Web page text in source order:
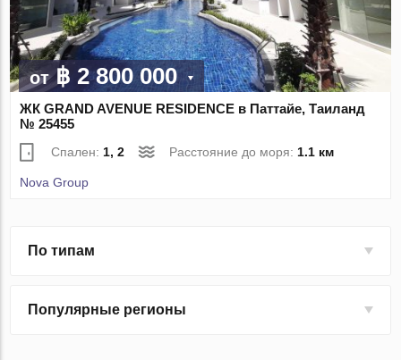
от฿ 2 800 000
ЖК GRAND AVENUE RESIDENCE в Паттайе, Таиланд
№ 25455
Спален:1, 2 Расстояние до моря:1.1 км
Nova Group
По типам
Популярные регионы